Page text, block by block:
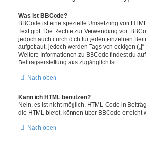
Was ist BBCode?
BBCode ist eine spezielle Umsetzung von
Text gibt. Die Rechte zur Verwendung von
jedoch auch durch dich für jeden einzelnen
aufgebaut, jedoch werden Tags von eckigen („[“
Weitere Informationen zu BBCode findest du
Beitragserstellung aus zugänglich ist.
Nach oben
Kann ich HTML benutzen?
Nein, es ist nicht möglich, HTML-Code in
die HTML bietet, können über BBCode erreicht
Nach oben